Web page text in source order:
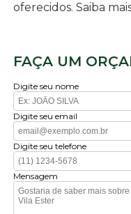
oferecidos. Saiba
FAÇA UM
Digite seu nome
Digite seu email
Digite seu telefone
Mensagem